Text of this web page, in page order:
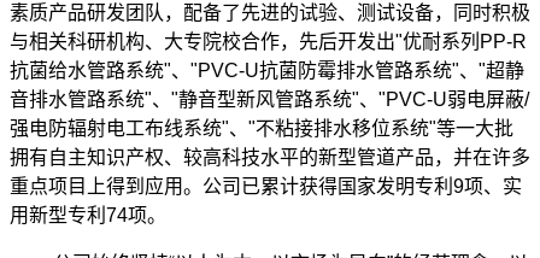
素质产品研发团队，配备了先进的试验、测试设备，同时积极
与相关科研机构、大专院校合作，先后开发出"优耐系列PP-R
抗菌给水管路系统"、"PVC-U抗菌防霉排水管路系统"、"超静
音排水管路系统"、"静音型新风管路系统"、"PVC-U弱电屏蔽/
强电防辐射电工布线系统"、"不粘接排水移位系统"等一大批
拥有自主知识产权、较高科技水平的新型管道产品，并在许多
重点项目上得到应用。公司已累计获得国家发明专利9项、实
用新型专利74项。